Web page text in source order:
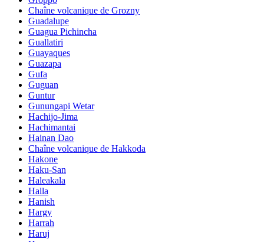
Chaîne volcanique de Grozny
Guadalupe
Guagua Pichincha
Guallatiri
Guayaques
Guazapa
Gufa
Guguan
Guntur
Gunungapi Wetar
Hachijo-Jima
Hachimantai
Hainan Dao
Chaîne volcanique de Hakkoda
Hakone
Haku-San
Haleakala
Halla
Hanish
Hargy
Harrah
Haruj